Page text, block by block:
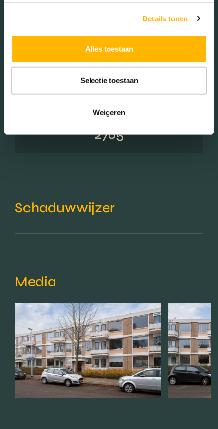
Details tonen
Alles toestaan
Selectie toestaan
Weigeren
Koop (61.80%)
Aantal inwoners:
2765
Schaduwwijzer
Media